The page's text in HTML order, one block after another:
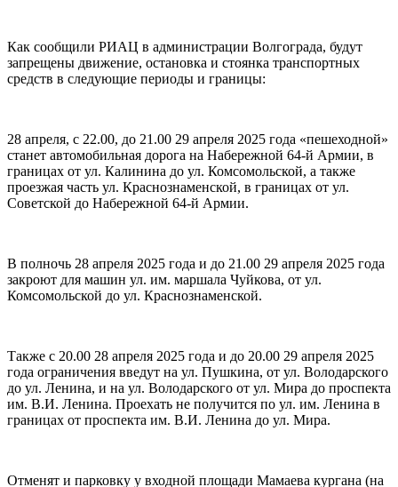
Как сообщили РИАЦ в администрации Волгограда, будут
запрещены движение, остановка и стоянка транспортных
средств в следующие периоды и границы:
28 апреля, с 22.00, до 21.00 29 апреля 2025 года «пешеходной»
станет автомобильная дорога на Набережной 64-й Армии, в
границах от ул. Калинина до ул. Комсомольской, а также
проезжая часть ул. Краснознаменской, в границах от ул.
Советской до Набережной 64-й Армии.
В полночь 28 апреля 2025 года и до 21.00 29 апреля 2025 года
закроют для машин ул. им. маршала Чуйкова, от ул.
Комсомольской до ул. Краснознаменской.
Также с 20.00 28 апреля 2025 года и до 20.00 29 апреля 2025
года ограничения введут на ул. Пушкина, от ул. Володарского
до ул. Ленина, и на ул. Володарского от ул. Мира до проспекта
им. В.И. Ленина. Проехать не получится по ул. им. Ленина в
границах от проспекта им. В.И. Ленина до ул. Мира.
Отменят и парковку у входной площади Мамаева кургана (на